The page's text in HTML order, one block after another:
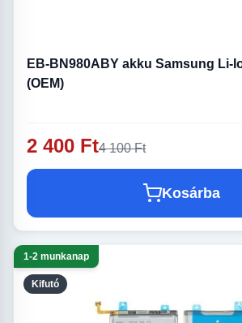
EB-BN980ABY akku Samsung Li-
(OEM)
2 400 Ft4 100 Ft
Kosárba
Kifutó
1-2 munkanap